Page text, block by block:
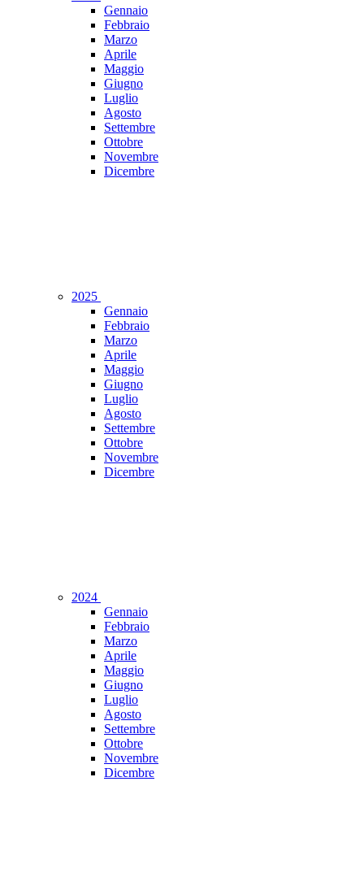
Gennaio
Febbraio
Marzo
Aprile
Maggio
Giugno
Luglio
Agosto
Settembre
Ottobre
Novembre
Dicembre
2025
Gennaio
Febbraio
Marzo
Aprile
Maggio
Giugno
Luglio
Agosto
Settembre
Ottobre
Novembre
Dicembre
2024
Gennaio
Febbraio
Marzo
Aprile
Maggio
Giugno
Luglio
Agosto
Settembre
Ottobre
Novembre
Dicembre